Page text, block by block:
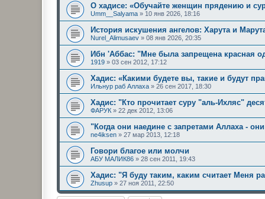
О хадисе: «Обучайте женщин прядению и
Umm__Salyama » 10 янв 2026, 18:16
История искушения ангелов: Харута и
Nurel_Alimusaev » 08 янв 2026, 20:35
Ибн 'Аббас: "Мне была запрещена красная
1919 » 03 сен 2012, 17:12
Хадис: «Какими будете вы, такие и будут
Ильнур раб Аллаха » 26 сен 2017, 18:30
Хадис: "Кто прочитает суру "аль-Ихляс"
ФАРУК » 22 дек 2012, 13:06
"Когда они наедине с запретами Аллаха -
ne4iksen » 27 мар 2013, 12:18
Говори благое или молчи
АБУ МАЛИК86 » 28 сен 2011, 19:43
Хадис: "Я буду таким, каким считает Меня
Zhusup » 27 ноя 2011, 22:50